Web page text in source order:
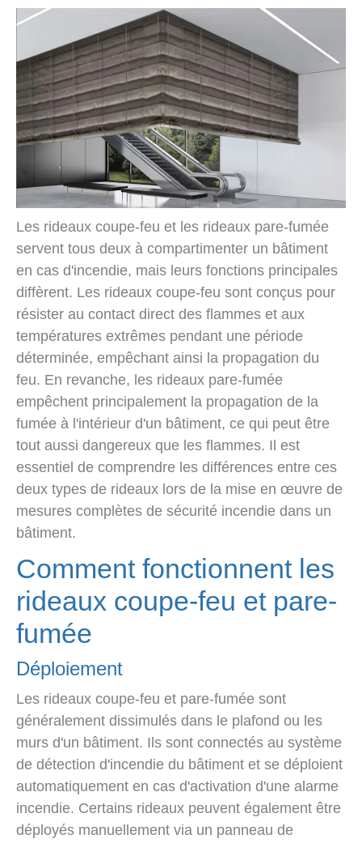
Les rideaux coupe-feu et les rideaux pare-fumée
servent tous deux à compartimenter un bâtiment
en cas d'incendie, mais leurs fonctions principales
diffèrent. Les rideaux coupe-feu sont conçus pour
résister au contact direct des flammes et aux
températures extrêmes pendant une période
déterminée, empêchant ainsi la propagation du
feu. En revanche, les rideaux pare-fumée
empêchent principalement la propagation de la
fumée à l'intérieur d'un bâtiment, ce qui peut être
tout aussi dangereux que les flammes. Il est
essentiel de comprendre les différences entre ces
deux types de rideaux lors de la mise en œuvre de
mesures complètes de sécurité incendie dans un
bâtiment.
Comment fonctionnent les
rideaux coupe-feu et pare-
fumée
Déploiement
Les rideaux coupe-feu et pare-fumée sont
généralement dissimulés dans le plafond ou les
murs d'un bâtiment. Ils sont connectés au système
de détection d'incendie du bâtiment et se déploient
automatiquement en cas d'activation d'une alarme
incendie. Certains rideaux peuvent également être
déployés manuellement via un panneau de